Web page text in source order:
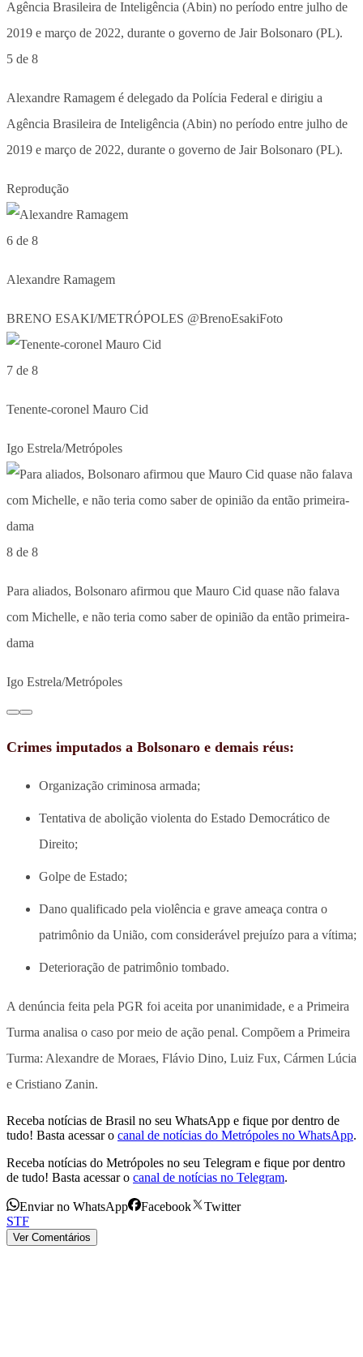
5 de 8
Alexandre Ramagem é delegado da Polícia Federal e dirigiu a
Agência Brasileira de Inteligência (Abin) no período entre julho de
2019 e março de 2022, durante o governo de Jair Bolsonaro (PL).
Reprodução
6 de 8
Alexandre Ramagem
BRENO ESAKI/METRÓPOLES @BrenoEsakiFoto
7 de 8
Tenente-coronel Mauro Cid
Igo Estrela/Metrópoles
8 de 8
Para aliados, Bolsonaro afirmou que Mauro Cid quase não falava
com Michelle, e não teria como saber de opinião da então primeira-
dama
Igo Estrela/Metrópoles
Crimes imputados a Bolsonaro e demais réus:
Organização criminosa armada;
Tentativa de abolição violenta do Estado Democrático de
Direito;
Golpe de Estado;
Dano qualificado pela violência e grave ameaça contra o
patrimônio da União, com considerável prejuízo para a vítima;
Deterioração de patrimônio tombado.
A denúncia feita pela PGR foi aceita por unanimidade, e a Primeira
Turma analisa o caso por meio de ação penal. Compõem a Primeira
Turma: Alexandre de Moraes, Flávio Dino, Luiz Fux, Cármen Lúcia
e Cristiano Zanin.
Receba notícias de Brasil no seu WhatsApp e fique por dentro de
tudo! Basta acessar o canal de notícias do Metrópoles no WhatsApp.
Receba notícias do Metrópoles no seu Telegram e fique por dentro
de tudo! Basta acessar o canal de notícias no Telegram.
Enviar no WhatsApp Facebook
Twitter
STF
Ver Comentários